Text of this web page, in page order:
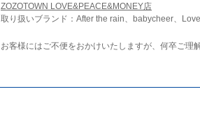
ZOZOTOWN LOVE&PEACE&MONEY店
取り扱いブランド：After the rain、babycheer、
お客様にはご不便をおかけいたしますが、何卒ご理